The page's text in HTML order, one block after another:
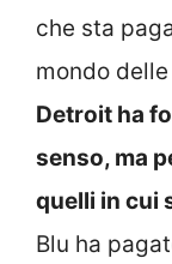
che sta
mondo
Detroit ha
senso, ma
quelli in cui
Blu ha